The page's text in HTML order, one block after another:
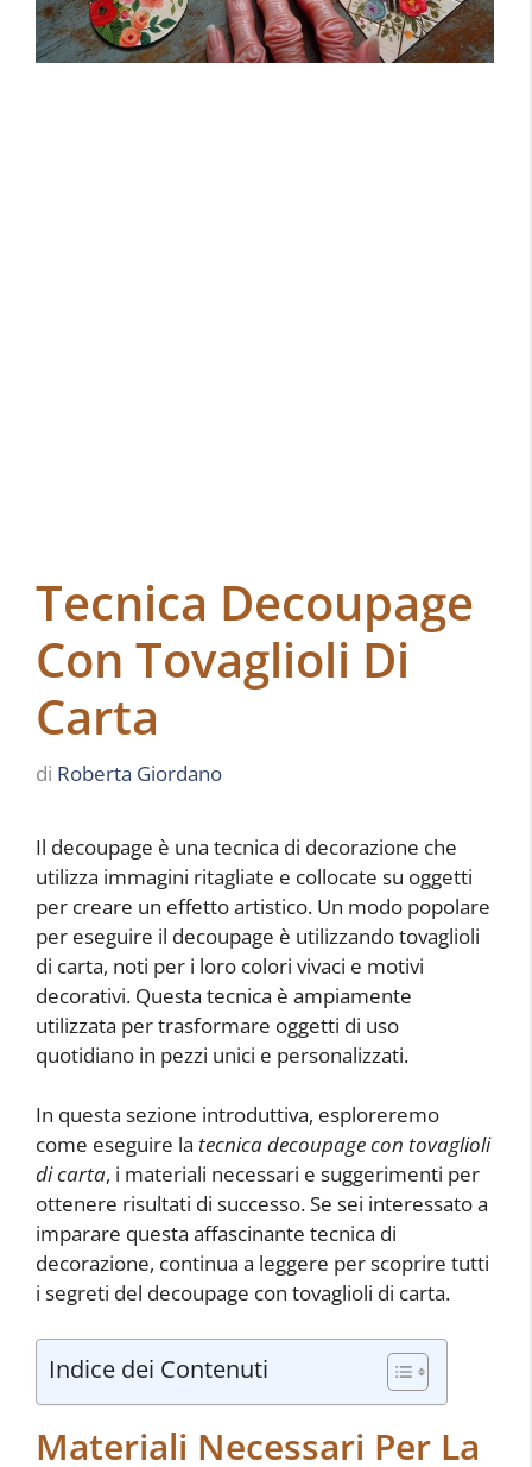
Tecnica Decoupage
Con Tovaglioli Di
Carta
di Roberta Giordano
Il decoupage è una tecnica di decorazione che
utilizza immagini ritagliate e collocate su oggetti
per creare un effetto artistico. Un modo popolare
per eseguire il decoupage è utilizzando tovaglioli
di carta, noti per i loro colori vivaci e motivi
decorativi. Questa tecnica è ampiamente
utilizzata per trasformare oggetti di uso
quotidiano in pezzi unici e personalizzati.
In questa sezione introduttiva, esploreremo
come eseguire la tecnica decoupage con tovaglioli
di carta, i materiali necessari e suggerimenti per
ottenere risultati di successo. Se sei interessato a
imparare questa affascinante tecnica di
decorazione, continua a leggere per scoprire tutti
i segreti del decoupage con tovaglioli di carta.
Indice dei Contenuti
Materiali Necessari Per La